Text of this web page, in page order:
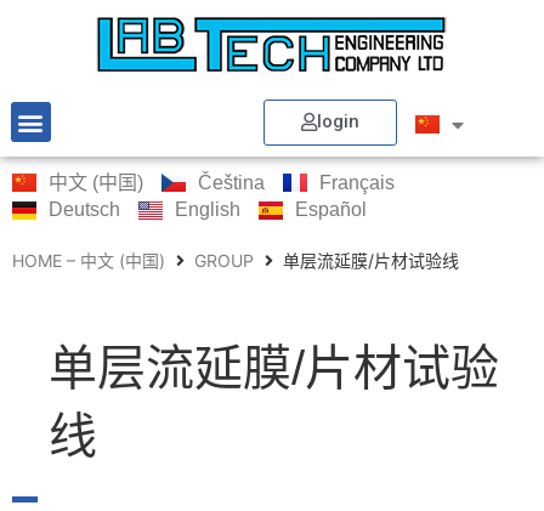
login
中文 (中国) Čeština
Français
Deutsch
English Español
HOME – 中文 (中国) GROUP 单层流延膜/片材试验线
单层流延膜/片材试验
线